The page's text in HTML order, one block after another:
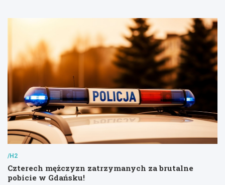
/H2
Czterech mężczyzn zatrzymanych za brutalne
pobicie w Gdańsku!